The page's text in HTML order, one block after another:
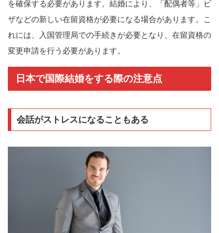
を確保する必要があります。結婚により、「配偶者等」ビ
ザなどの新しい在留資格が必要になる場合があります。こ
れには、入国管理局での手続きが必要となり、在留資格の
変更申請を行う必要があります。
日本で国際結婚をする際の注意点
会話がストレスになることもある